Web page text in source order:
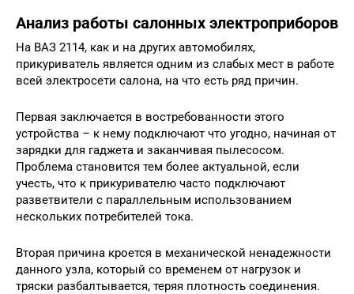
Анализ работы салонных электроприборов
На ВАЗ 2114, как и на других автомобилях,
прикуриватель является одним из слабых мест в работе
всей электросети салона, на что есть ряд причин.
Первая заключается в востребованности этого
устройства – к нему подключают что угодно, начиная от
зарядки для гаджета и заканчивая пылесосом.
Проблема становится тем более актуальной, если
учесть, что к прикуривателю часто подключают
разветвители с параллельным использованием
нескольких потребителей тока.
Вторая причина кроется в механической ненадежности
данного узла, который со временем от нагрузок и
тряски разбалтывается, теряя плотность соединения.